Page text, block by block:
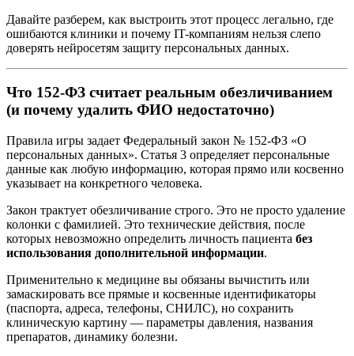
Давайте разберем, как выстроить этот процесс легально, где
ошибаются клиники и почему IT-компаниям нельзя слепо
доверять нейросетям защиту персональных данных.
Что 152-ФЗ считает реальным обезличиванием
(и почему удалить ФИО недостаточно)
Правила игры задает Федеральный закон № 152-ФЗ «О
персональных данных». Статья 3 определяет персональные
данные как любую информацию, которая прямо или косвенно
указывает на конкретного человека.
Закон трактует обезличивание строго. Это не просто удаление
колонки с фамилией. Это технические действия, после
которых невозможно определить личность пациента без
использования дополнительной информации.
Применительно к медицине вы обязаны вычистить или
замаскировать все прямые и косвенные идентификаторы
(паспорта, адреса, телефоны, СНИЛС), но сохранить
клиническую картину — параметры давления, названия
препаратов, динамику болезни.